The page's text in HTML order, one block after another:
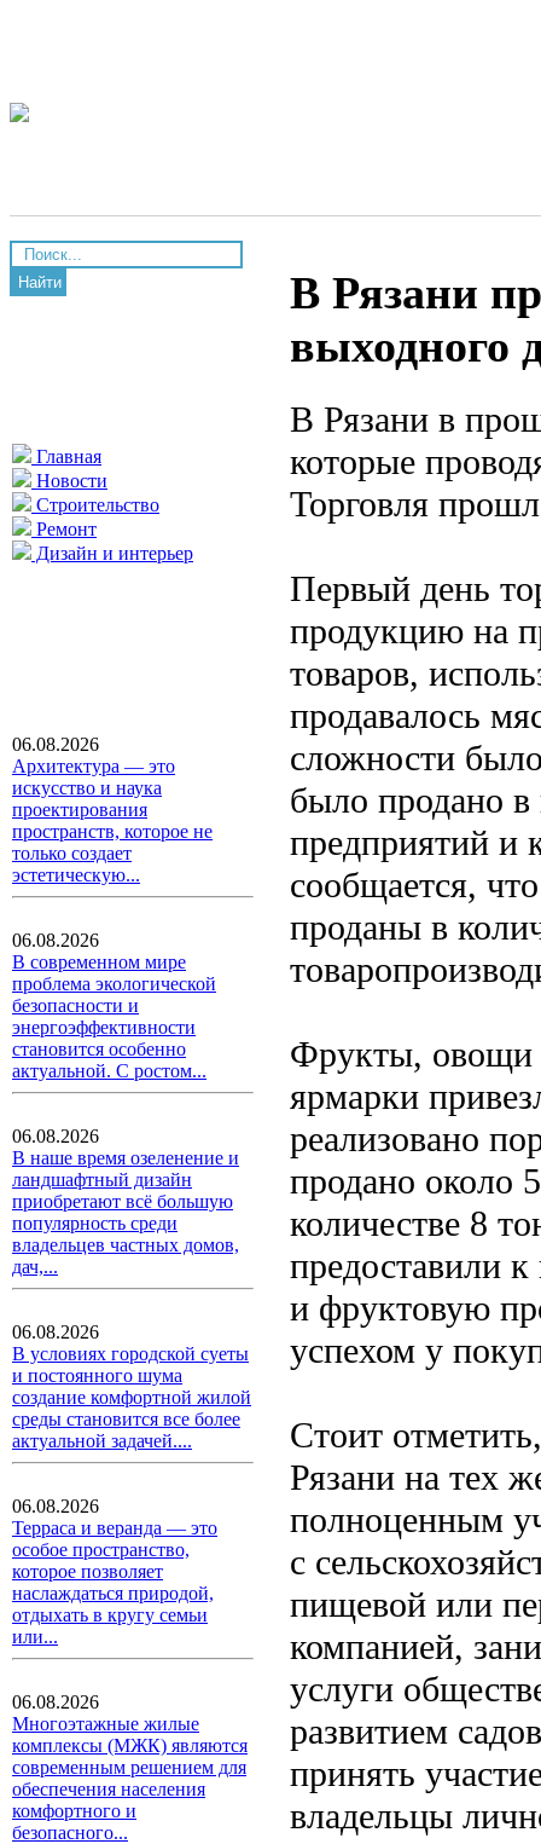
Найти
Главная
Новости
Строительство
Ремонт
Дизайн и интерьер
06.08.2026
Архитектура — это
искусство и наука
проектирования
пространств, которое не
только создает
эстетическую...
06.08.2026
В современном мире
проблема экологической
безопасности и
энергоэффективности
становится особенно
актуальной. С ростом...
06.08.2026
В наше время озеленение и
ландшафтный дизайн
приобретают всё большую
популярность среди
владельцев частных домов,
дач,...
06.08.2026
В условиях городской суеты
и постоянного шума
создание комфортной жилой
среды становится все более
актуальной задачей....
06.08.2026
Терраса и веранда — это
особое пространство,
которое позволяет
наслаждаться природой,
отдыхать в кругу семьи
или...
06.08.2026
Многоэтажные жилые
комплексы (МЖК) являются
современным решением для
обеспечения населения
комфортного и
безопасного...
В Рязани
выходного
В Рязани в
которые
Торговля
Первый день
продукцию на
товаров,
продавалось
сложности
было продано в
предприятий и
сообщается,
проданы в
Фрукты, овощи
ярмарки
реализовано
продано около
количестве 8
предоставили
и фруктовую
успехом у
Стоит
Рязани на тех
полноценным
с
пищевой или
компанией,
услуги
развитием
принять
владельцы